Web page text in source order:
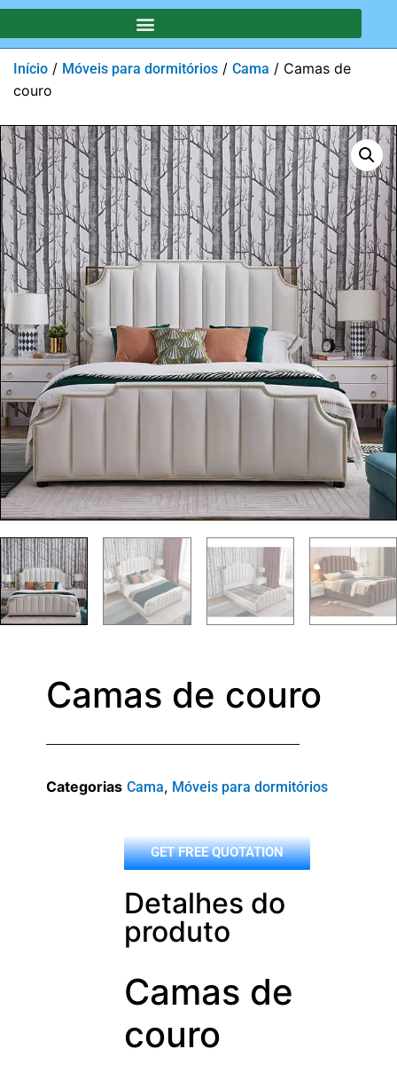
Início / Móveis para dormitórios / Cama / Camas de
couro
Camas de couro
Categorias Cama, Móveis para dormitórios
GET FREE QUOTATION
Detalhes do
produto
Camas de
couro